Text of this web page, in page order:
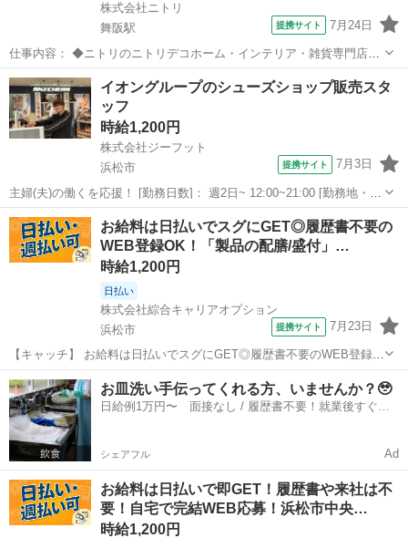
株式会社ニトリ
舞阪駅
提携サイト 7月24日
仕事内容： ◆ニトリのニトリデコホーム・インテリア・雑貨専門店ス
タッフ◆ 【仕事内容】 品出しや売場の手直しを行って頂きます。 繁
忙期は宅配便の依頼も増えるので、宅配便の梱包作業も行って 頂きま
す。レジは簡単な操作ですので...
静岡 浜松市 舞阪駅 その他
イオングループのシューズショップ販売スタ
ッフ
時給1,200円
株式会社ジーフット
浜松市
提携サイト 7月3日
主婦(夫)の働くを応援！ [勤務日数]： 週2日~ 12:00~21:00 [勤務地・最
寄駅]： 静岡県浜松市中央区志都呂2-37-1 イオンモール浜松志都呂店
1階 1454-スケッチャーズ イオンモール浜松志都呂店《...
静岡 浜松市 その他
お給料は日払いでスグにGET◎履歴書不要の
WEB登録OK！「製品の配膳/盛付」…
時給1,200円
日払い
株式会社綜合キャリアオプション
浜松市
提携サイト 7月23日
【キャッチ】 お給料は日払いでスグにGET◎履歴書不要のWEB登録
OK！「製品の配膳/盛付」高時給1200円！常葉大学前周辺！20代～40
代のスタッフが多数活躍中★ 【コメント】 弊社なら事前の職場見学が
多数！お仕事安心ス...
静岡 浜松市 その他
お皿洗い手伝ってくれる方、いませんか？🥹
日給例1万円〜 面接なし / 履歴書不要！就業後すぐに
シェアフル Ad
お給料は日払いで即GET！履歴書や来社は不
要！自宅で完結WEB応募！浜松市中央…
時給1,200円